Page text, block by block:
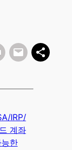
IRP/
계좌
한